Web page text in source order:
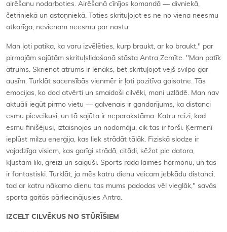
airēšanu nodarboties. Airēšanā cīnījos komandā — divniekā,
četriniekā un astoņniekā. Toties skrituļojot es ne no viena neesmu
atkarīga, nevienam neesmu par nastu.
Man ļoti patika, ka varu izvēlēties, kurp braukt, ar ko braukt," par
pirmajām sajūtām skrituļslidošanā stāsta Antra Zemīte. "Man patīk
ātrums. Skrienot ātrums ir lēnāks, bet skrituļojot vējš svilpo gar
ausīm. Turklāt sacensībās vienmēr ir ļoti pozitīva gaisotne. Tās
emocijas, ko dod atvērti un smaidoši cilvēki, mani uzlādē. Man nav
aktuāli iegūt pirmo vietu — galvenais ir gandarījums, ka distanci
esmu pieveikusi, un tā sajūta ir neparakstāma. Katru reizi, kad
esmu finišējusi, iztaisnojos un nodomāju, cik tas ir forši. Ķermenī
ieplūst milzu enerģija, kas liek strādāt tālāk. Fiziskā slodze ir
vajadzīga visiem, kas garīgi strādā, citādi, sēžot pie datora,
kļūstam līki, greizi un saīguši. Sports rada laimes hormonu, un tas
ir fantastiski. Turklāt, ja mēs katru dienu veicam jebkādu distanci,
tad ar katru nākamo dienu tas mums padodas vēl vieglāk," savās
sporta gaitās pārliecinājusies Antra.
IZCELT CILVĒKUS NO STŪRĪŠIEM